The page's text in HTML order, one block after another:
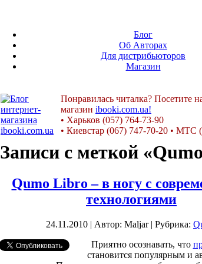
Блог
Об Авторах
Для дистрибьюторов
Магазин
Понравилась читалка? Посетите
магазин ibooki.com.ua!
• Харьков (057) 764-73-90
• Киевстар (067) 747-70-20 • МТС
Записи с меткой
Qumo Libro – в ногу с
технологиями
24.11.2010 | Автор: Maljar | Рубрика:
Приятно осознавать, что
становится популярным и